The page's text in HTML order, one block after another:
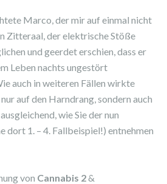
Marco, der mir auf einmal nicht
Zitteraal, der elektrische Stöße
und geerdet erschien, dass er
Leben nachts ungestört
auch in weiteren Fällen wirkte
auf den Harndrang, sondern auch
wie Sie der nun
dort 1. – 4. Fallbeispiel!) entnehmen
von Cannabis 2&